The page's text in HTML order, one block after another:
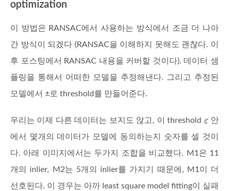
optimization
이 방법은 RANSAC에서 사용하는 방식에서 조금 더 나아
간 방식이 되겠다 (RANSAC을 이해하지 못해도 괜찮다. 이
후 포스팅에서 RANSAC 내용을 커버할 것이다). 데이터 샘
플링을 통해서 어떠한 모델을 추정해낸다. 그리고 추정된
모델에서 ±로 threshold를 만들어준다.
우리는 이제 다른 데이터는 보지도 않고, 이 threshold
안
에서 몇개의 데이터가 모델에 동의하는지 숫자를 셀 것이
다. 아래 이미지에서는 두가지 조합을 비교했다. M1은 11
개의 inlier, M2는 5개의 inlier를 가지기 때문에, M1이 더
선호된다. 이 경우는 아까 least square model fitting이 실패